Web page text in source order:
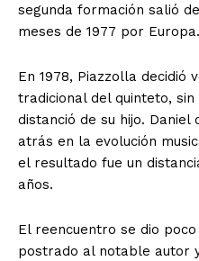
segunda formación salió
meses de 1977 por Europa.
En 1978, Piazzolla decidió
tradicional del quinteto,
distanció de su hijo. Daniel
atrás en la evolución
el resultado fue un
años.
El reencuentro se dio poco
postrado al notable autor